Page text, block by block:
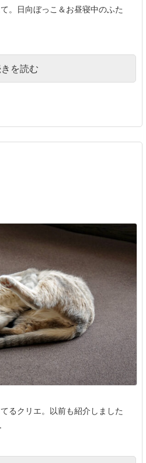
。日向ぼっこ＆お昼寝中のふた
を読む
るクリエ。以前も紹介しました